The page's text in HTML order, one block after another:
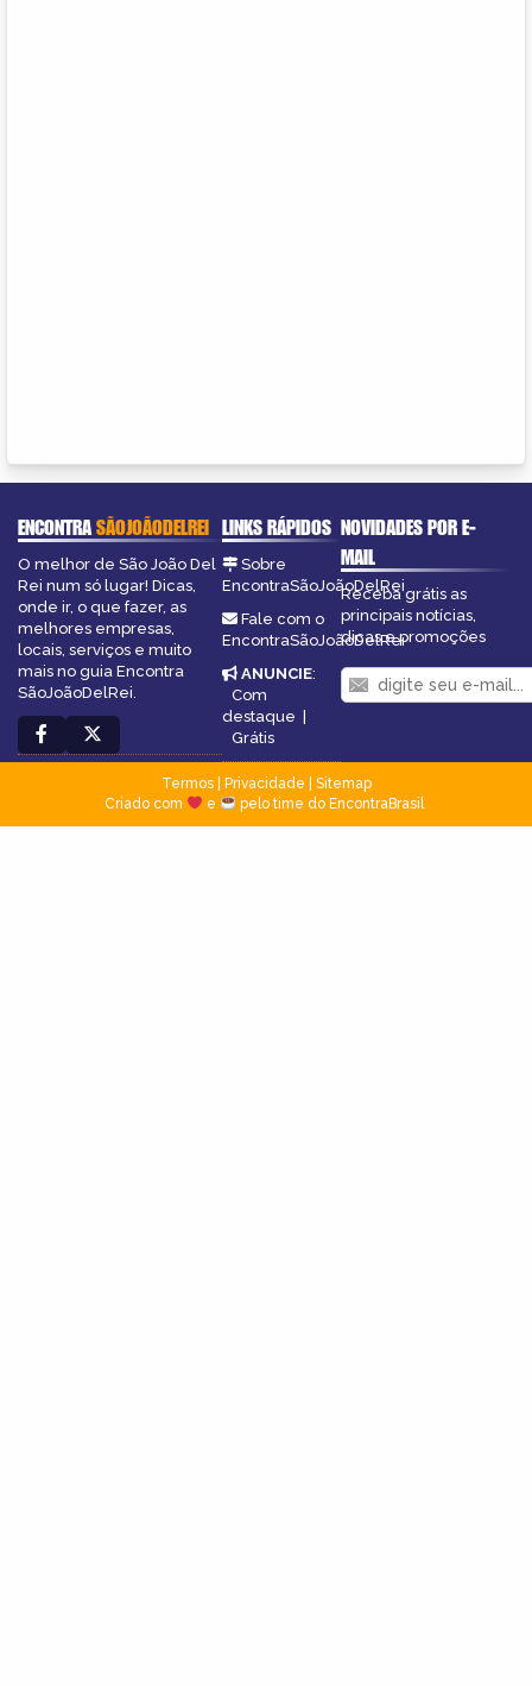
ENCONTRASÃOJOÃODELREI
O melhor de São João Del
Rei num só lugar! Dicas,
onde ir, o que fazer, as
melhores empresas,
locais, serviços e muito
mais no guia Encontra
SãoJoãoDelRei.
LINKS RÁPIDOS
Sobre
EncontraSãoJoãoDelRei
Fale com o
EncontraSãoJoãoDelRei
ANUNCIE:
Com
destaque |
Grátis
NOVIDADES POR E-
MAIL
Receba grátis as
principais notícias,
dicas e promoções
Termos| Privacidade
Sitemap
Criado com
e pelo time do EncontraBrasil